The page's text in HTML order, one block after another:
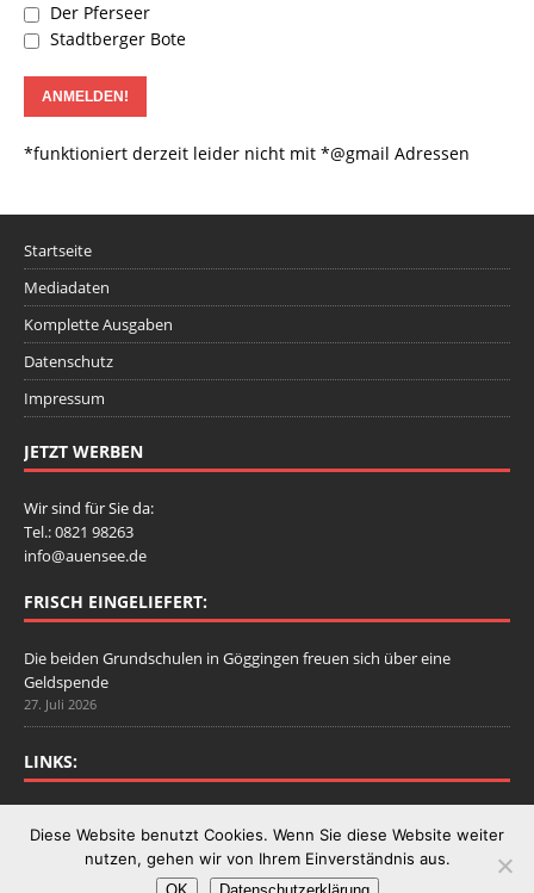
Der Pferseer
Stadtberger Bote
*funktioniert derzeit leider nicht mit *@gmail Adressen
Startseite
Mediadaten
Komplette Ausgaben
Datenschutz
Impressum
JETZT WERBEN
Wir sind für Sie da:
Tel.: 0821 98263
info@auensee.de
FRISCH EINGELIEFERT:
Die beiden Grundschulen in Göggingen freuen sich über eine
Geldspende
27. Juli 2026
LINKS:
Diese Website benutzt Cookies. Wenn Sie diese Website weiter
nutzen, gehen wir von Ihrem Einverständnis aus.